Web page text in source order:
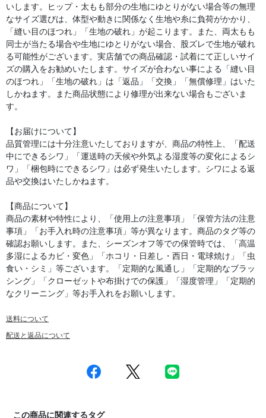
いします。ヒップ・太もも部分の生地にゆとりがない場合等の無理
なサイズ選びは、体型や動きに関係なく生地や糸に負荷がかかり、
「縫い目のほつれ」「生地の破れ」が起こります。また、両太もも
同士が当たる場合や生地にゆとりがない場合、股ズレで生地が破れ
る可能性がございます。実店舗での商品確認・試着にて正しいサイ
ズの購入をお勧めいたします。サイズが合わない事による「縫い目
のほつれ」「生地の破れ」は「返品」「交換」「無償修理」はいた
しかねます。また商品状態により修理が出来ない場合もございま
す。
【お届けについて】
品質管理には十分注意いたしておりますが、商品の特性上、「配送
中にできるシワ」「運送時の天候や外気よる湿度等の変化によるシ
ワ」「梱包時にできるシワ」は必ず発生いたします。シワによる返
品や交換はいたしかねます。
【商品について】
商品の素材や特性により、「使用上の注意事項」「保管方法の注意
事項」「お手入れ時の注意事項」等が異なります。商品のタグ等の
確認お願いします。また、シーズンオフ等での保管時では、「高温
多湿によるカビ・変色」「ホコリ・日差し・西日・電球焼け」「虫
食い・シミ」等ございます。「定期的な風通し」「定期的なブラッ
シング」「クローゼットや布掛けでの保護」「湿度管理」「定期的
なクリーニング」等お手入れをお願いします。
送料について
配送と返品について
この商品に関連するタグ